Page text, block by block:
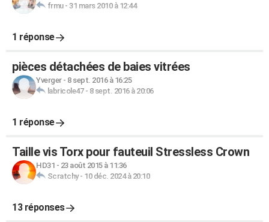
frmu- 31 mars 2010 à 12:44
1 réponse
pièces détachées de baies vitrées
Yverger- 8 sept. 2016 à 16:25
labricole47- 8 sept. 2016 à 20:06
1 réponse
Taille vis Torx pour fauteuil Stressless Crown
HD31 - 23 août 2015 à 11:36
Scratchy- 10 déc. 2024 à 20:10
13 réponses